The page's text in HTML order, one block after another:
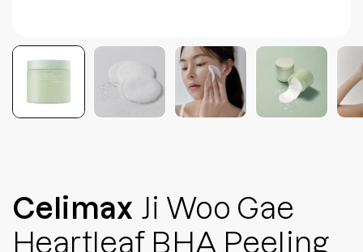
Celimax Ji Woo Gae
Heartleaf BHA Peeling